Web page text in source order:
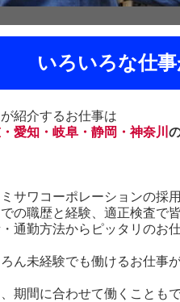
いろいろな仕
紹介するお仕事は
愛知・岐阜・静岡・神奈川
サワコーポレーションの採
の職歴と経験、適正検査で
通勤方法からピッタリのお
ん未経験でも働けるお仕事
期間に合わせて働くことも